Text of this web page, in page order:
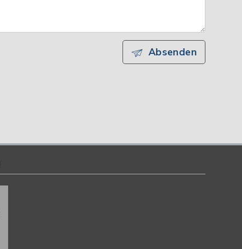
Absenden